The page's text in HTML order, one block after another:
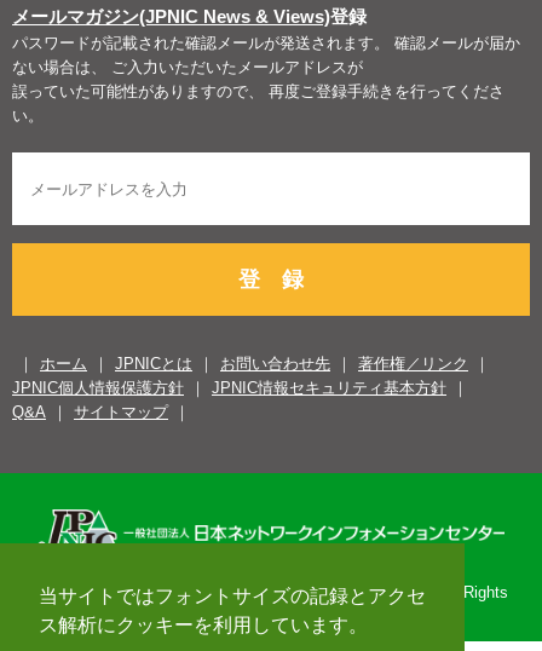
当サイトではフォントサイズの記録とアクセ
ス解析にクッキーを利用しています。
メールマガジン(JPNIC News & Views)登録
パスワードが記載された確認メールが発送されます。 確認メールが届か
ない場合は、 ご入力いただいたメールアドレスが
誤っていた可能性がありますので、 再度ご登録手続きを行ってくださ
い。
登 録
ホーム JPNICとは お問い合わせ先
著作権／リンク
JPNIC個人情報保護方針
JPNIC情報セキュリティ基本方針
Q&A
サイトマップ
Copyright© 1996-2026 Japan Network Information Center. All Rights
Reserved.